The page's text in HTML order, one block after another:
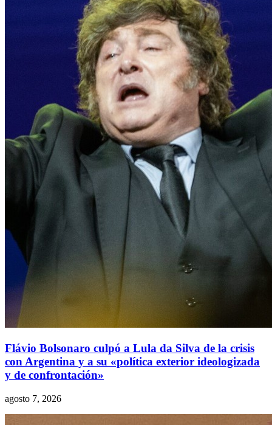
Flávio Bolsonaro culpó a Lula da Silva de la crisis
con Argentina y a su «política exterior ideologizada
y de confrontación»
agosto 7, 2026